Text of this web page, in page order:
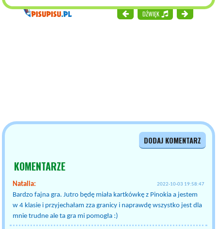
DŹWIĘK
DODAJ KOMENTARZ
KOMENTARZE
Natalia: 2022-10-03 19:58:47
Bardzo fajna gra. Jutro będę miała kartkówkę z Pinokia a jestem
w 4 klasie i przyjechałam zza granicy i naprawdę wszystko jest dla
mnie trudne ale ta gra mi pomogła :)